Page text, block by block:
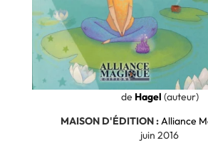
de Hagel (auteur)
MAISON D'ÉDITION :Alliance
juin 2016